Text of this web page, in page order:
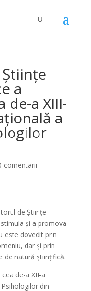
a
de-a XIII-
a
comentarii
de Științe
și a promova
este dovedit prin
dar și prin
de natură științifică.
de-a XII-a
din